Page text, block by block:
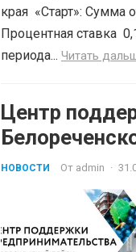
края «Старт»: Сумма
Процентная ставка
периода... Читать
Центр
НОВОСТИ От admin ·